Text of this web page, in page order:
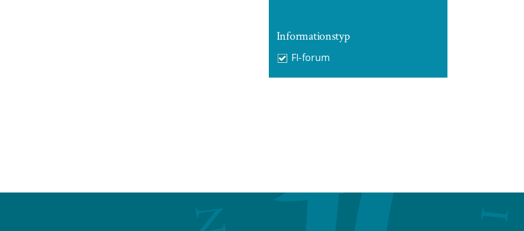
Informationstyp
FI-forum